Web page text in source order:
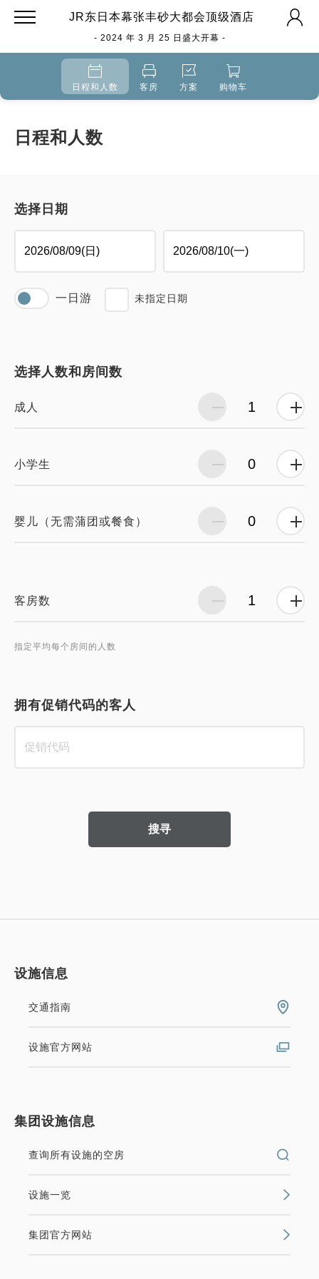
JR东日本幕张丰砂大都会顶级酒店
- 2024 年 3 月 25 日盛大开幕 -
日程和人数 客房 方案 购物车
日程和人数
选择日期
一日游 未指定日期
选择人数和房间数
成人
小学生
婴儿（无需蒲团或餐食）
客房数
指定平均每个房间的人数
拥有促销代码的客人
搜寻
设施信息
交通指南
设施官方网站
集团设施信息
查询所有设施的空房
设施一览
集团官方网站